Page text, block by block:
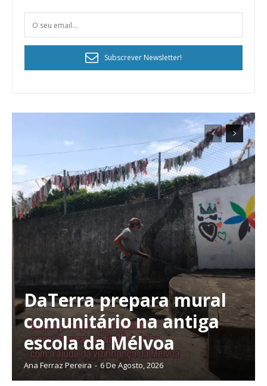
Subscrever Newsletter!
DaTerra prepara mural
comunitário na antiga
escola da Mélvoa
Ana Ferraz Pereira - 6 De Agosto, 2026